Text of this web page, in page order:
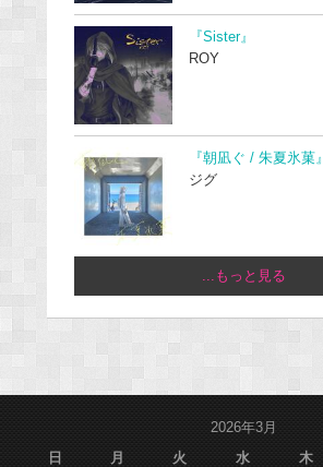
『Sister』
ROY
『朝凪ぐ / 朱夏氷菓』
ジグ
...もっと見る
2026年3月
日
月 火 水 木